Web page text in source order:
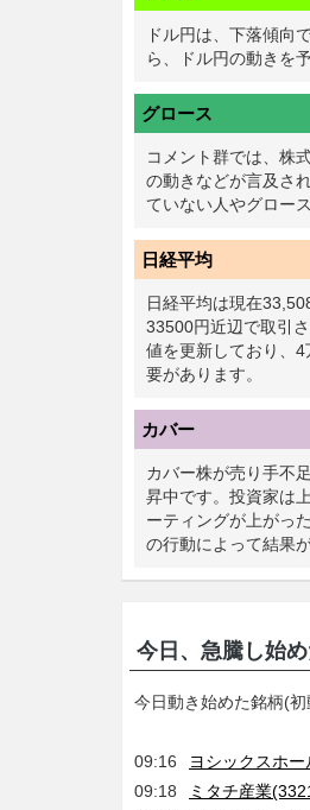
ドル円は、下落傾向
ら、ドル円の動きを
グロース
コメント群では、株
の動きなどが言及さ
ていない人やグロー
日経平均
日経平均は現在
33500円近辺で取引
値を更新しており、
要があります。
カバー
カバー株が売り手不
昇中です。投資家は
ーティングが上がっ
の行動によって結果
今日、急騰し始
今日動き始めた銘柄(初
09:16 ヨシックスホ
09:18
ミタチ産業